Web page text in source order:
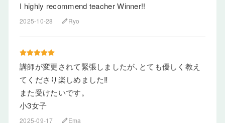
I highly recommend teacher Winner!!
2025-10-28 editRyo
講師が変更されて緊張しましたが､とても優しく教え
てくださり楽しめました‼️
また受けたいです。
小3女子
2025-09-17 editEma